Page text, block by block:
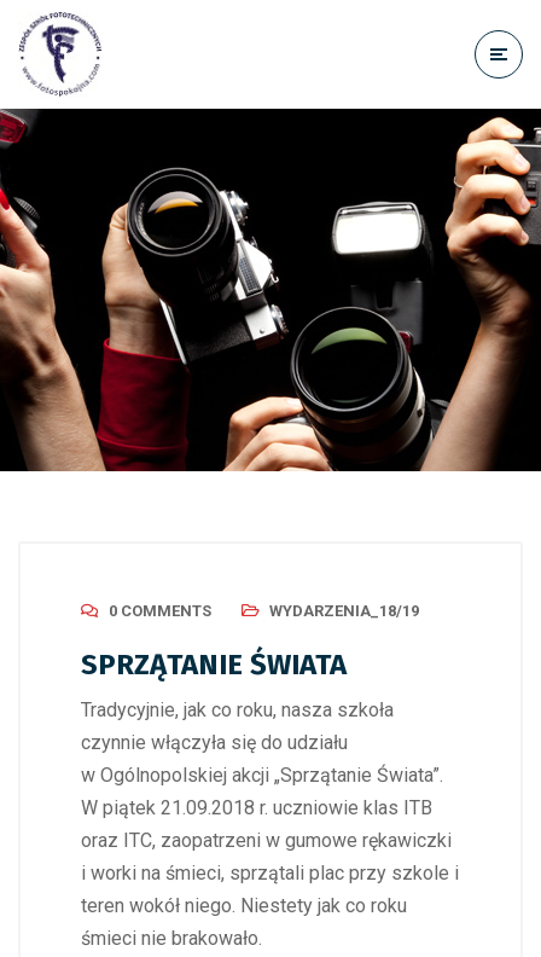
treści
0 COMMENTS WYDARZENIA_18/19
SPRZĄTANIE ŚWIATA
Tradycyjnie, jak co roku, nasza szkoła
czynnie włączyła się do udziału
w Ogólnopolskiej akcji „Sprzątanie Świata”.
W piątek 21.09.2018 r. uczniowie klas ITB
oraz ITC, zaopatrzeni w gumowe rękawiczki
i worki na śmieci, sprzątali plac przy szkole i
teren wokół niego. Niestety jak co roku
śmieci nie brakowało.